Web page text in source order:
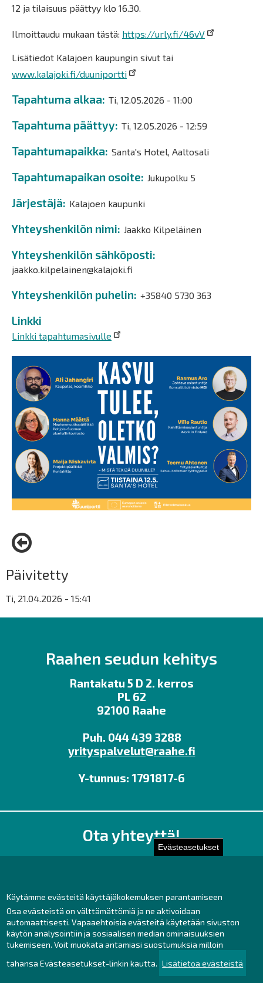
Evästeasetukset
Käytämme evästeitä käyttäjäkokemuksen parantamiseen
Osa evästeistä on välttämättömiä ja ne aktivoidaan
automaattisesti. Vapaaehtoisia evästeitä käytetään sivuston
käytön analysointiin ja sosiaalisen median ominaisuuksien
tukemiseen. Voit muokata antamiasi suostumuksia milloin
tahansa Evästeasetukset-linkin kautta. Lisätietoa evästeistä
12 ja tilaisuus päättyy klo 16.30.
Ilmoittaudu mukaan tästä: https://urly.fi/46vV
Lisätiedot Kalajoen kaupungin sivut tai
www.kalajoki.fi/duuniportti
Tapahtuma alkaa Ti, 12.05.2026 - 11:00
Tapahtuma päättyy Ti, 12.05.2026 - 12:59
Tapahtumapaikka Santa's Hotel, Aaltosali
Tapahtumapaikan osoite Jukupolku 5
Järjestäjä Kalajoen kaupunki
Yhteyshenkilön nimi Jaakko Kilpeläinen
Yhteyshenkilön sähköposti
jaakko.kilpelainen@kalajoki.fi
Yhteyshenkilön puhelin +35840 5730 363
Linkki
Linkki tapahtumasivulle
Päivitetty
Ti, 21.04.2026 - 15:41
Raahen seudun kehitys
Rantakatu 5 D 2. kerros
PL 62
92100 Raahe
Puh. 044 439 3288
yrityspalvelut@raahe.fi
Y-tunnus: 1791817-6
Ota yhteyttä!
Toimisto
Facebook
Instagram
LinkedIn